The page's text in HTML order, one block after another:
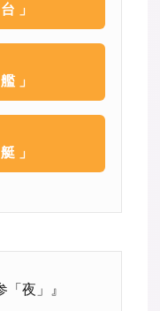
」
」
」
夜」』